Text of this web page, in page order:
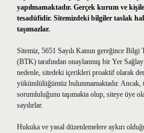
yapılmamaktadır. Gerçek kurum ve
tesadüfidir. Sitemizdeki bilgiler taslak
taşımazlar.
Sitemiz, 5651 Sayılı Kanun gereğince
(BTK) tarafından onaylanmış bir Yer
nedenle, sitedeki içerikleri proaktif olarak
yükümlülüğümüz bulunmamaktadır. Ancak,
sorumluluğunu taşımakta olup, siteye üye
sayılırlar.
Hukuka ve yasal düzenlemelere aykırı